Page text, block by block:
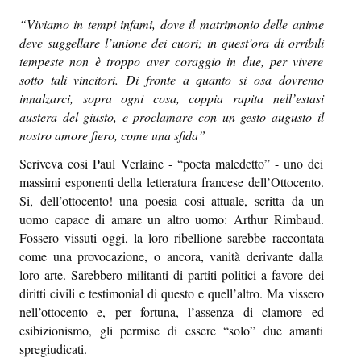
Racconti di viaggio
Quovadis
Epiquark
Epilibri
Boheme
Epischermo
Editoriale
Open
Asteri
“Viviamo in tempi infami, dove il matrimonio delle anime
deve suggellare l’unione dei cuori; in quest’ora di orribili
tempeste non è troppo aver coraggio in due, per vivere
sotto tali vincitori. Di fronte a quanto si osa dovremo
innalzarci, sopra ogni cosa, coppia rapita nell’estasi
austera del giusto, e proclamare con un gesto augusto il
nostro amore fiero, come una sfida”
Scriveva cosi Paul Verlaine - “poeta maledetto” - uno dei
massimi esponenti della letteratura francese dell’Ottocento.
Si, dell’ottocento! una poesia cosi attuale, scritta da un
uomo capace di amare un altro uomo: Arthur Rimbaud.
Fossero vissuti oggi, la loro ribellione sarebbe raccontata
come una provocazione, o ancora, vanità derivante dalla
loro arte. Sarebbero militanti di partiti politici a favore dei
diritti civili e testimonial di questo e quell’altro. Ma vissero
nell’ottocento e, per fortuna, l’assenza di clamore ed
esibizionismo, gli permise di essere “solo” due amanti
spregiudicati.